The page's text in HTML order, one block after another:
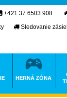
+421 37 6503 908
Sledovanie
HERNÁ ZÓNA